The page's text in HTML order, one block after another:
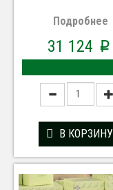
Подробнее
31 124 p
В КОРЗИНУ